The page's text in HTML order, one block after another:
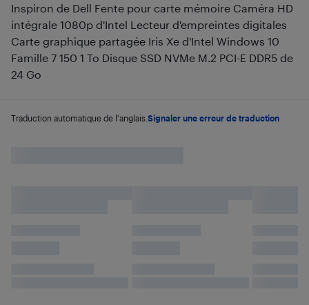
Inspiron de Dell Fente pour carte mémoire Caméra HD
intégrale 1080p d'Intel Lecteur d'empreintes digitales
Carte graphique partagée Iris Xe d'Intel Windows 10
Famille 7 150 1 To Disque SSD NVMe M.2 PCI-E DDR5 de
24 Go
Traduction automatique de l'anglais. Signaler une erreur de traduction